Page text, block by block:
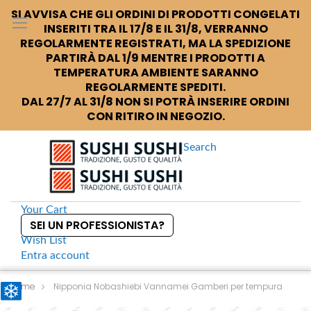
SI AVVISA CHE GLI ORDINI DI PRODOTTI CONGELATI
INSERITI TRA IL 17/8 E IL 31/8, VERRANNO
REGOLARMENTE REGISTRATI, MA LA SPEDIZIONE
PARTIRÀ DAL 1/9 MENTRE I PRODOTTI A
TEMPERATURA AMBIENTE SARANNO
REGOLARMENTE SPEDITI.
DAL 27/7 AL 31/8 NON SI POTRÀ INSERIRE ORDINI
CON RITIRO IN NEGOZIO.
Search
Your Cart
SEI UN PROFESSIONISTA?
Wish List
Entra account
S
k
i
Home Nipponia Nobashiebi Vannamei Gamberi per tempura